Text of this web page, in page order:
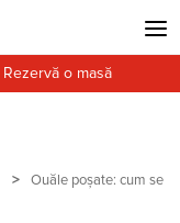
Rezervă o masă
>
Ouăle poșate: cum se